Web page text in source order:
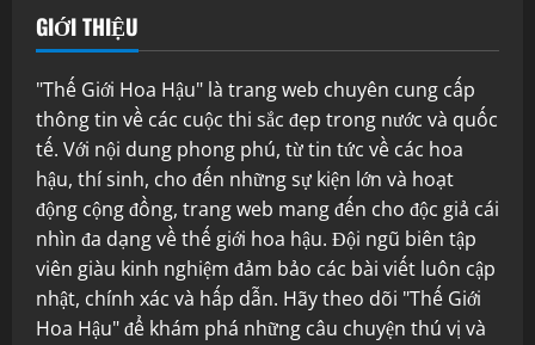
GIỚI THIỆU
"Thế Giới Hoa Hậu" là trang web chuyên cung cấp
thông tin về các cuộc thi sắc đẹp trong nước và quốc
tế. Với nội dung phong phú, từ tin tức về các hoa
hậu, thí sinh, cho đến những sự kiện lớn và hoạt
động cộng đồng, trang web mang đến cho độc giả cái
nhìn đa dạng về thế giới hoa hậu. Đội ngũ biên tập
viên giàu kinh nghiệm đảm bảo các bài viết luôn cập
nhật, chính xác và hấp dẫn. Hãy theo dõi "Thế Giới
Hoa Hậu" để khám phá những câu chuyện thú vị và